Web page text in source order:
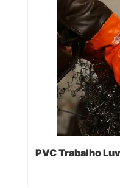
PVC Trabalho